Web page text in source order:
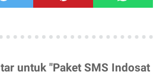
untuk "Paket SMS Indosat